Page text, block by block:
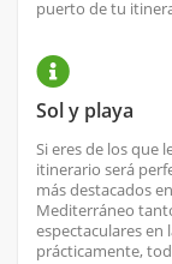
puerto de tu
Sol y playa
Si eres de los que
itinerario será
más destacados
Mediterráneo
espectaculares
prácticamente,